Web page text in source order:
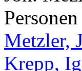
Personen
Metzler,
Krepp,